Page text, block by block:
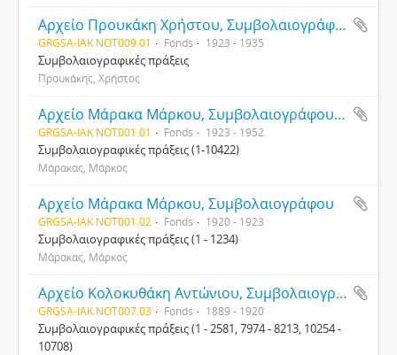
Αρχείο Προυκάκη Χρήστου, Συμβολαιογράφου
GRGSA-IAK NOT009.01 Fonds 1923 - 1935
Συμβολαιογραφικές πράξεις
Προυκάκης, Χρήστος
Αρχείο Μάρακα Μάρκου, Συμβολαιογράφου Χανίων
GRGSA-IAK NOT001.01 Fonds 1923 - 1952
Συμβολαιογραφικές πράξεις (1-10422)
Μάρακας, Μάρκος
Αρχείο Μάρακα Μάρκου, Συμβολαιογράφου
GRGSA-IAK NOT001.02 Fonds 1920 - 1923
Συμβολαιογραφικές πράξεις (1 - 1234)
Μάρακας, Μάρκος
Αρχείο Κολοκυθάκη Αντώνιου, Συμβολαιογράφου
GRGSA-IAK NOT007.03 Fonds 1889 - 1920
Συμβολαιογραφικές πράξεις (1 - 2581, 7974 - 8213, 10254 -
10708)